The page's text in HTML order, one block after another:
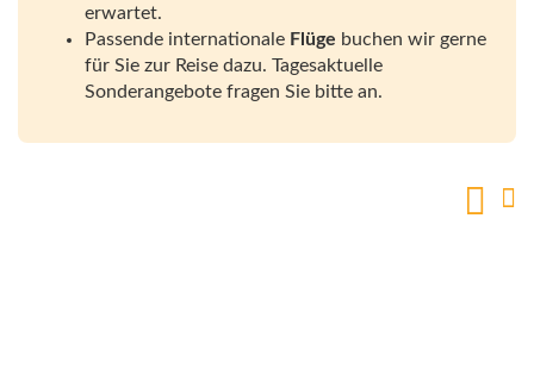
erwartet.
Passende internationale Flüge buchen wir gerne
für Sie zur Reise dazu. Tagesaktuelle
Sonderangebote fragen Sie bitte an.